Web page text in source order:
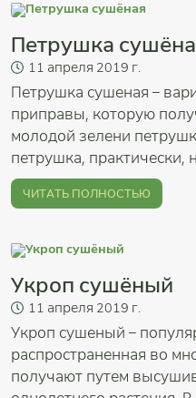
Петрушка
11 апреля 2019 г.
Петрушка сушеная –
приправы, которую
молодой зелени
петрушка, практически,
ЧИТАТЬ ПОЛНОСТЬЮ
Укроп сушёный
11 апреля 2019 г.
Укроп сушеный –
распространенная во
получают путем